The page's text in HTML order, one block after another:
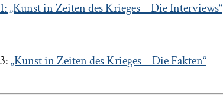
„Kunst in Zeiten des Krieges – Die Interviews“
„Kunst in Zeiten des Krieges – Die Fakten“